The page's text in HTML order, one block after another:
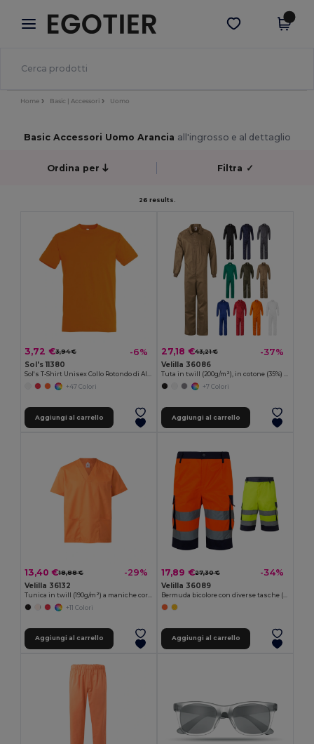
× App Egotier
Prezzi migliori sull'app!
Scarica app
Home Basic | Accessori Uomo
Basic Accessori Uomo Arancia all'ingrosso e al dettaglio
Ordina per Filtra ✓
26 results.
3,72 €3,94 € -6%
Sol's 11380
Sol's T-Shirt Unisex Collo Rotondo di Alta Qualità
+47 Colori
Aggiungi al carrello
27,18 €43,21 € -37%
Velilla 36086
Tuta in twill (200g/m²), in cotone (35%) e poliestere (65%)
+7 Colori
Aggiungi al carrello
13,40 €18,88 € -29%
Velilla 36132
+11 Colori
Aggiungi al carrello
17,89 €27,30 € -34%
Velilla 36089
Aggiungi al carrello